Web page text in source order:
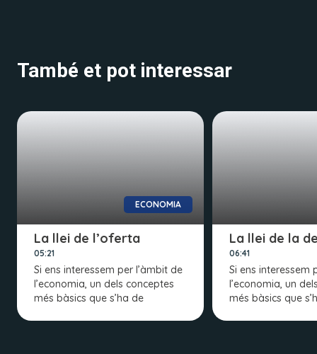
També et pot interessar
ECONOMIA
La llei de l’oferta
05:21
Si ens interessem per l’àmbit de
l’economia, un dels conceptes
més bàsics que s’ha de
La llei de la
06:41
Si ens interessem
l’economia, un
més bàsics que